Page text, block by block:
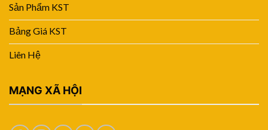
Sản Phẩm KST
Bảng Giá KST
Liên Hệ
MẠNG XÃ HỘI